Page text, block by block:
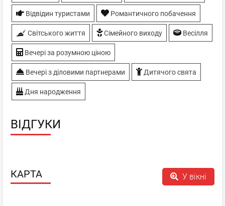
Відвідин туристами Романтичного побачення
Світського життя Сімейного виходу Весілля
Вечері за розумною ціною
Вечері з діловими партнерами Дитячого свята
Дня народження
ВІДГУКИ
КАРТА У вікні